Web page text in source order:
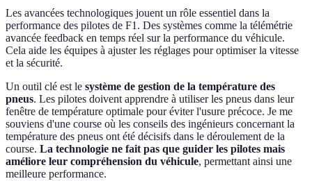
Les avancées technologiques jouent un rôle essentiel dans la
performance des pilotes de F1. Des systèmes comme la télémétrie
avancée feedback en temps réel sur la performance du véhicule.
Cela aide les équipes à ajuster les réglages pour optimiser la vitesse
et la sécurité.
Un outil clé est le système de gestion de la température des
pneus. Les pilotes doivent apprendre à utiliser les pneus dans leur
fenêtre de température optimale pour éviter l'usure précoce. Je me
souviens d'une course où les conseils des ingénieurs concernant la
température des pneus ont été décisifs dans le déroulement de la
course. La technologie ne fait pas que guider les pilotes mais
améliore leur compréhension du véhicule, permettant ainsi une
meilleure performance.